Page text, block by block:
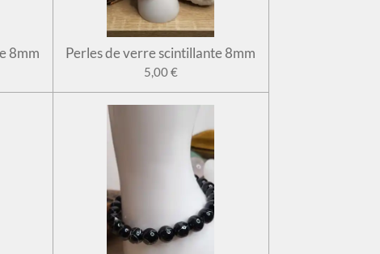
8mm Perles de verre scintillante 8mm
5,00 €